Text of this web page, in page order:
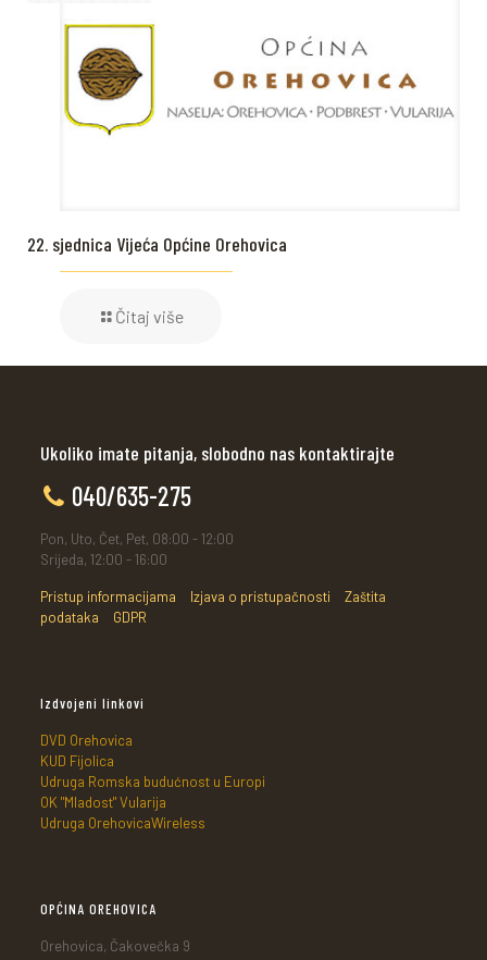
22. sjednica Vijeća Općine Orehovica
Čitaj više
Ukoliko imate pitanja, slobodno nas kontaktirajte
040/635-275
Pon, Uto, Čet, Pet, 08:00 - 12:00
Srijeda, 12:00 - 16:00
Pristup informacijama Izjava o pristupačnosti
Zaštita
podataka
GDPR
Izdvojeni linkovi
DVD Orehovica
KUD Fijolica
Udruga Romska budućnost u Europi
OK "Mladost" Vularija
Udruga OrehovicaWireless
OPĆINA OREHOVICA
Orehovica, Čakovečka 9